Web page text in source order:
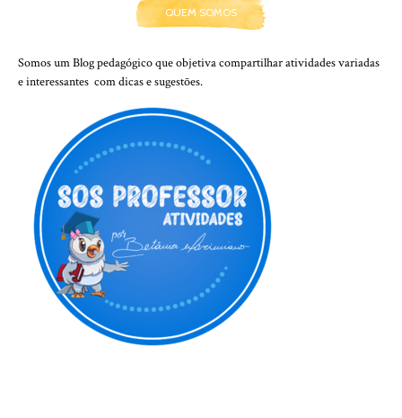
QUEM SOMOS
Somos um Blog pedagógico que objetiva compartilhar atividades variadas
e interessantes com dicas e sugestões.